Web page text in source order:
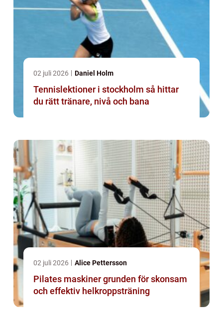
02 juli 2026 Daniel Holm
Tennislektioner i stockholm så hittar
du rätt tränare, nivå och bana
02 juli 2026 Alice Pettersson
Pilates maskiner grunden för skonsam
och effektiv helkroppsträning